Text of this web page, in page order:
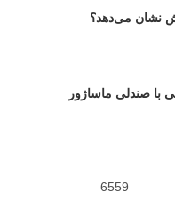
نشان می‌دهد؟
6559